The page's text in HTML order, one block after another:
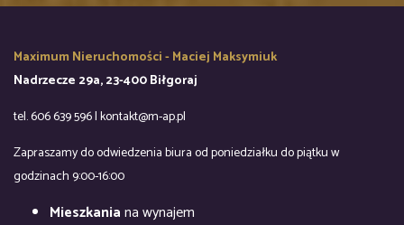
Maximum Nieruchomości - Maciej Maksymiuk
Nadrzecze 29a, 23-400 Biłgoraj
tel. 606 639 596 | kontakt@m-ap.pl
Zapraszamy do odwiedzenia biura od poniedziałku do piątku w
godzinach 9:00-16:00
Mieszkaniana wynajem